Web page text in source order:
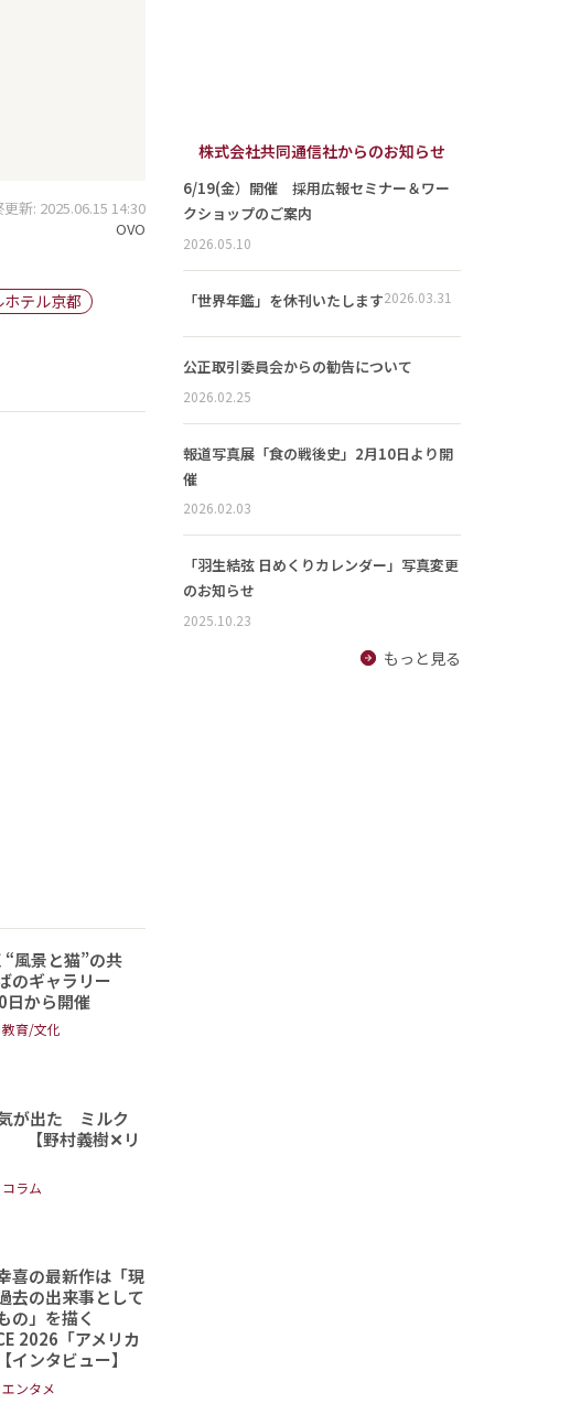
新: 2025.06.15 14:30
OVO
テル京都
風景と猫”の共
ギャラリー
日から開催
教育/文化
が出た ミルク
【野村義樹✕リ
コラム
喜の最新作は「現
去の出来事として
の」を描く
2026「アメリカ
インタビュー】
エンタメ
株式会社共同通信社からのお知らせ
6/19(金）開催 採用広報セミナー＆ワー
クショップのご案内
2026.05.10
「世界年鑑」を休刊いたします2026.03.31
公正取引委員会からの勧告について
2026.02.25
報道写真展「食の戦後史」2月10日より開
催
2026.02.03
「羽生結弦 日めくりカレンダー」写真変更
のお知らせ
2025.10.23
もっと見る